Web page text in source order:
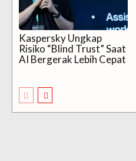
Kaspersky Ungkap
Risiko “Blind Trust” Saat
AI Bergerak Lebih Cepat